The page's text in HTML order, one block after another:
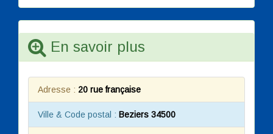
En savoir plus
Adresse : 20 rue française
Ville & Code postal : Beziers 34500